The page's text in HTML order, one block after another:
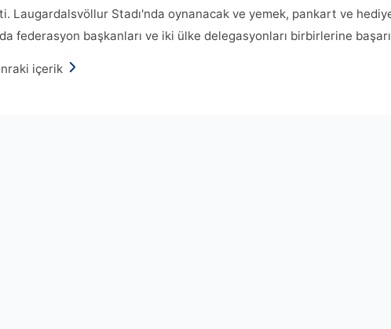
Laugardalsvöllur Stadı'nda oynanacak ve yemek, pankart ve
federasyon başkanları ve iki ülke delegasyonları birbirlerine
içerik